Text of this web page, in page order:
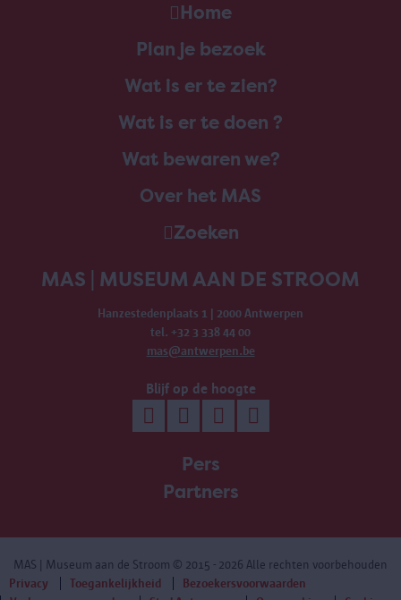
Home
Plan je bezoek
Wat is er te zien?
Wat is er te doen ?
Wat bewaren we?
Over het MAS
Zoeken
MAS | MUSEUM AAN DE STROOM
Hanzestedenplaats 1 | 2000 Antwerpen
tel. +32 3 338 44 00
mas@antwerpen.be
Blijf op de hoogte
Pers
Partners
MAS | Museum aan de Stroom © 2015 - 2026 Alle rechten voorbehouden
Privacy
Toegankelijkheid
Bezoekersvoorwaarden